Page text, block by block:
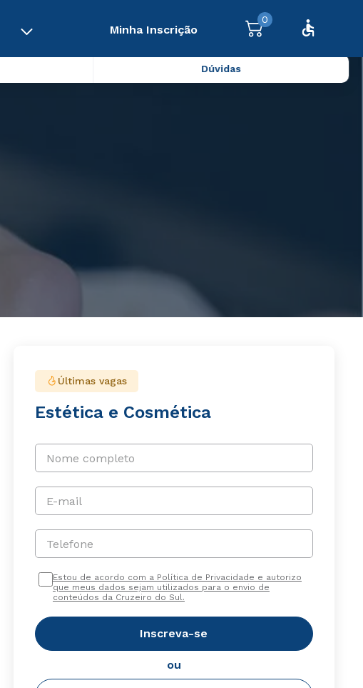
Minha Inscrição
0
Dúvidas
Últimas vagas
Estética e Cosmética
Nome completo
E-mail
Telefone
Estou de acordo com a Política de Privacidade e autorizo
que meus dados sejam utilizados para o envio de
conteúdos da Cruzeiro do Sul.
Inscreva-se
ou